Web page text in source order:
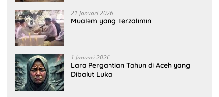
21 Januari 2026
Mualem yang Terzalimin
1 Januari 2026
Lara Pergantian Tahun di Aceh yang
Dibalut Luka